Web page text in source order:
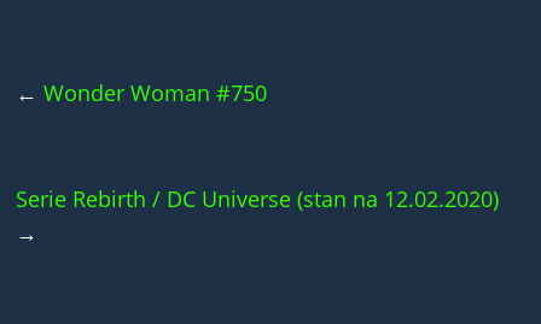
← Wonder Woman #750
Serie Rebirth / DC Universe (stan na 12.02.2020)
→